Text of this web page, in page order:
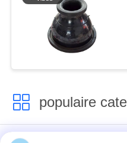
populaire